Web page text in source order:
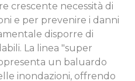
crescente necessità di
e per prevenire i danni
disporre di
La linea "super
un baluardo
inondazioni, offrendo